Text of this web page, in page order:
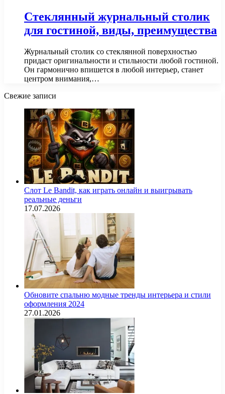
Стеклянный журнальный столик
для гостиной, виды, преимущества
Журнальный столик со стеклянной поверхностью
придаст оригинальности и стильности любой гостиной.
Он гармонично впишется в любой интерьер, станет
центром внимания,…
Свежие записи
Слот Le Bandit, как играть онлайн и выигрывать
реальные деньги
17.07.2026
Обновите спальню модные тренды интерьера и стили
оформления 2024
27.01.2026